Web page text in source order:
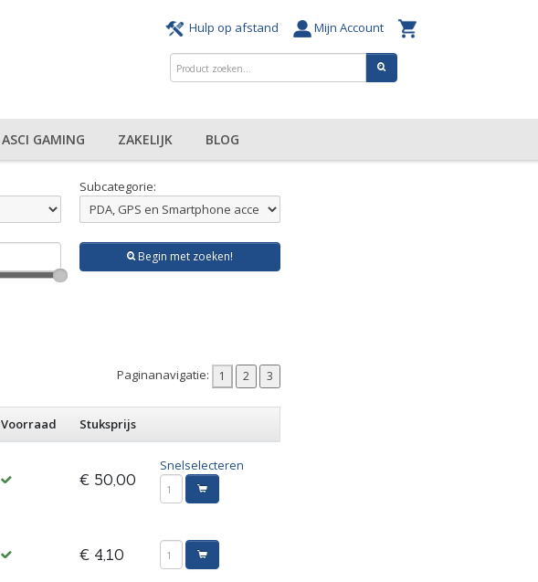
Hulp op afstand Mijn Account
ASCI GAMING ZAKELIJK BLOG
Subcategorie:
Begin met zoeken!
Paginanavigatie:
Voorraad Stuksprijs
€ 50,00
Snelselecteren
€ 4,10